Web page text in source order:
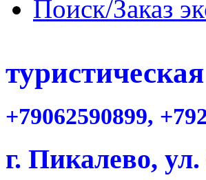
Поиск/Заказ
+79062590899,
г. Пикалево,